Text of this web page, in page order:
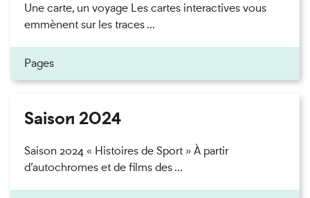
Une carte, un voyage Les cartes interactives vous
emmènent sur les traces ...
Pages
Saison 2024
Saison 2024 « Histoires de Sport » À partir
d’autochromes et de films des ...